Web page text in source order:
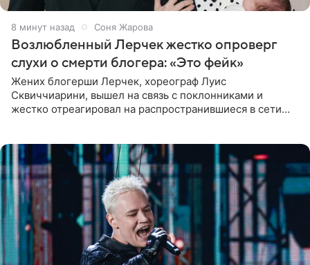
8 минут назад Соня Жарова
Возлюбленный Лерчек жестко опроверг
слухи о смерти блогера: «Это фейк»
Жених блогерши Лерчек, хореограф Луис
Сквиччиарини, вышел на связь с поклонниками и
жестко отреагировал на распространившиеся в сети